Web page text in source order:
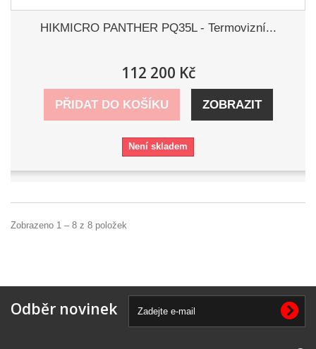
HIKMICRO PANTHER PQ35L - Termovizní...
112 200 Kč
PŘIDAT DO KOŠÍKU ZOBRAZIT
Není skladem
Zobrazeno 1 – 8 z 8 položek
Odběr novinek